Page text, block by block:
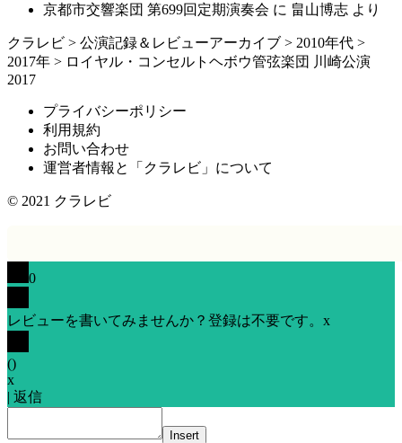
京都市交響楽団 第699回定期演奏会 に 畠山博志 より
クラレビ > 公演記録＆レビューアーカイブ > 2010年代 >
2017年 > ロイヤル・コンセルトヘボウ管弦楽団 川崎公演
2017
プライバシーポリシー
利用規約
お問い合わせ
運営者情報と「クラレビ」について
© 2021 クラレビ
0
レビューを書いてみませんか？登録は不要です。 x
()
x
| 返信
Insert